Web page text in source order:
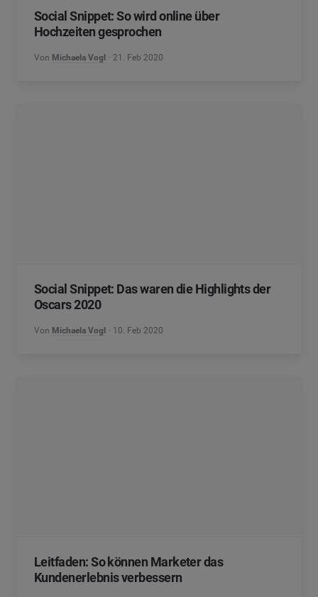
Social Snippet: So wird online über
Hochzeiten gesprochen
Von Michaela Vogl 21. Feb 2020
Social Snippet: Das waren die Highlights der
Oscars 2020
Von Michaela Vogl 10. Feb 2020
Leitfaden: So können Marketer das
Kundenerlebnis verbessern